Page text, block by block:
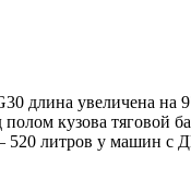
длина увеличена
кузова тяговой
литров у машин